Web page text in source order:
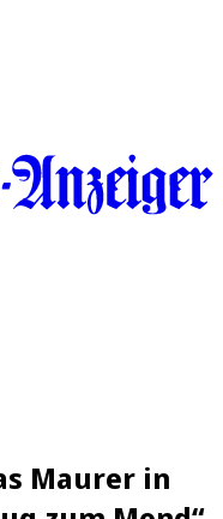
Maurer in